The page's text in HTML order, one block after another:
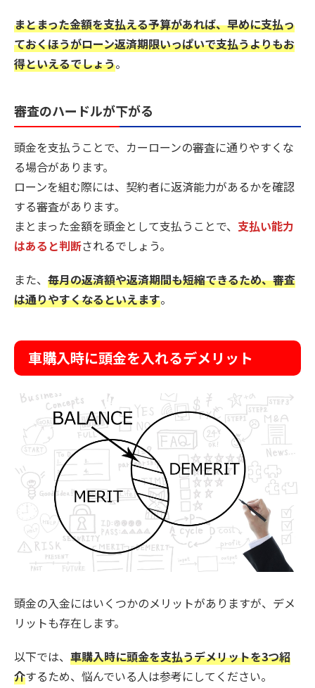
まとまった金額を支払える予算があれば、早めに支払っ
ておくほうがローン返済期限いっぱいで支払うよりもお
得といえるでしょう。
審査のハードルが下がる
頭金を支払うことで、カーローンの審査に通りやすくな
る場合があります。
ローンを組む際には、契約者に返済能力があるかを確認
する審査があります。
まとまった金額を頭金として支払うことで、 支払い能力
はあると判断されるでしょう。
また、 毎月の返済額や返済期間も短縮できるため、審査
は通りやすくなるといえます。
車購入時に頭金を入れるデメリット
頭金の入金にはいくつかのメリットがありますが、デメ
リットも存在します。
以下では、 車購入時に頭金を支払うデメリットを3つ紹
介するため、悩んでいる人は参考にしてください。